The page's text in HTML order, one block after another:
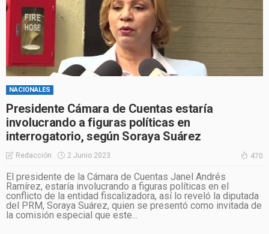
NACIONALES
Presidente Cámara de Cuentas estaría
involucrando a figuras políticas en
interrogatorio, según Soraya Suárez
Redacción 2 Junio 2023 470
El presidente de la Cámara de Cuentas Janel Andrés
Ramírez, estaría involucrando a figuras políticas en el
conflicto de la entidad fiscalizadora, así lo reveló la diputada
del PRM, Soraya Suárez, quien se presentó como invitada de
la comisión especial que este...